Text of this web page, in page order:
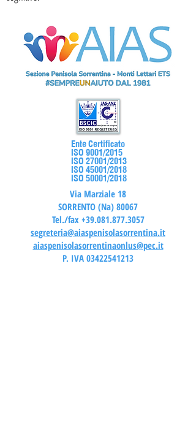
Ente Certificato
ISO 9001/2015
ISO 27001/2013
ISO 45001/2018
ISO 50001/2018
Via Marziale 18
SORRENTO (Na) 80067
Tel./fax +39.081.877.3057
segreteria@aiaspenisolasorrentina.it
aiaspenisolasorrentinaonlus@pec.it
P. IVA 03422541213